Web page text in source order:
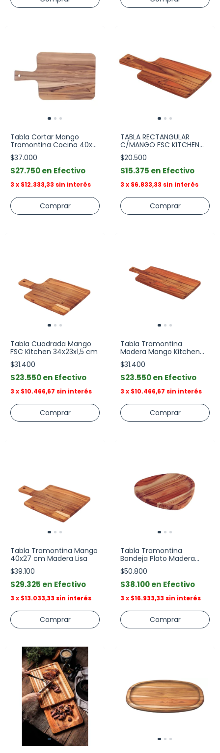
Tabla Cortar Mango
Tramontina Cocina 40x21
Cm
$37.000
$27.750 Efectivo
3 x $12.333,33 sin interés
TABLA RECTANGULAR
C/MANGO FSC KITCHEN
30x15x1,5 cm
$20.500
$15.375 Efectivo
3 x $6.833,33 sin interés
Tabla Cuadrada Mango
FSC Kitchen 34x23x1,5 cm
$31.400
$23.550 Efectivo
3 x $10.466,67 sin interés
Tabla Tramontina
Madera Mango Kitchen
48x19 cm
$31.400
$23.550 Efectivo
3 x $10.466,67 sin interés
Tabla Tramontina Mango
40x27 cm Madera Lisa
$39.100
$29.325 Efectivo
3 x $13.033,33 sin interés
Tabla Tramontina
Bandeja Plato Madera
Servir
$50.800
$38.100 Efectivo
3 x $16.933,33 sin interés